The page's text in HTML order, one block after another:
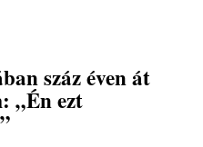
száz éven át
„Én ezt